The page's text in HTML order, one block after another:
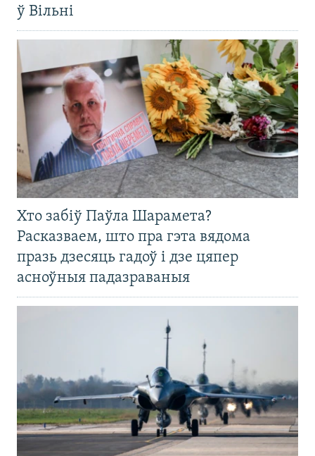
ў Вільні
Хто забіў Паўла Шарамета?
Расказваем, што пра гэта вядома
празь дзесяць гадоў і дзе цяпер
асноўныя падазраваныя